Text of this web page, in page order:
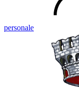
personale